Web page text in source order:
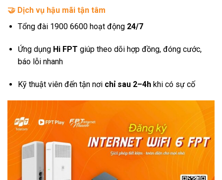
🤝 Dịch vụ hậu mãi tận tâm
Tổng đài 1900 6600 hoạt động 24/7
Ứng dụng Hi FPT giúp theo dõi hợp đồng, đóng cước,
báo lỗi nhanh
Kỹ thuật viên đến tận nơi chỉ sau 2–4hkhi có sự cố